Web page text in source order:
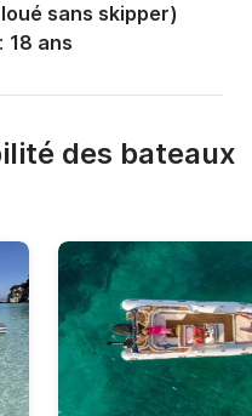
sans skipper)
18 ans
des bateaux